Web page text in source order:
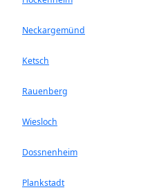
Neckargemünd
Ketsch
Rauenberg
Wiesloch
Dossnenheim
Plankstadt